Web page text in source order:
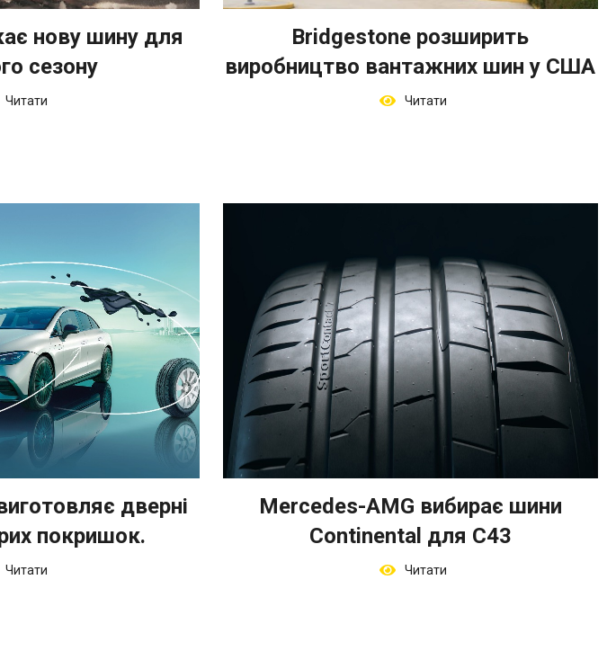
нову шину для
сезону
Читати
Bridgestone розширить
виробництво вантажних шин у США
Читати
дверні
покришок.
Читати
Mercedes-AMG вибирає шини
Continental для C43
Читати